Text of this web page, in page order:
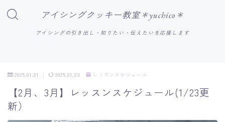
アイシングクッキー教室＊yuchico＊
アイシングの引き出し・知りたい・伝えたいを応援します
2025.01.21 2025.01.23 レッスンスケジュール
【2月、3月】レッスンスケジュール(1/23更
新）